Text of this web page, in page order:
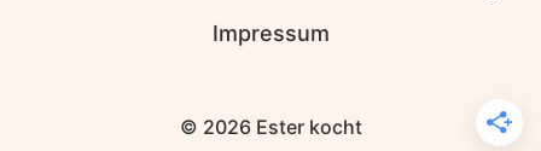
Impressum
© 2026 Ester kocht